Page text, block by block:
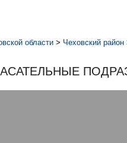
области > Чеховский район